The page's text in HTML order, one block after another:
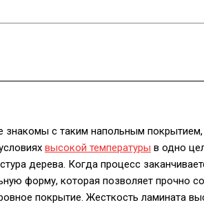
с таким напольным
высокой температуры в одно
дерева. Когда процесс
форму, которая позволяет прочно
покрытие. Жесткость ламината